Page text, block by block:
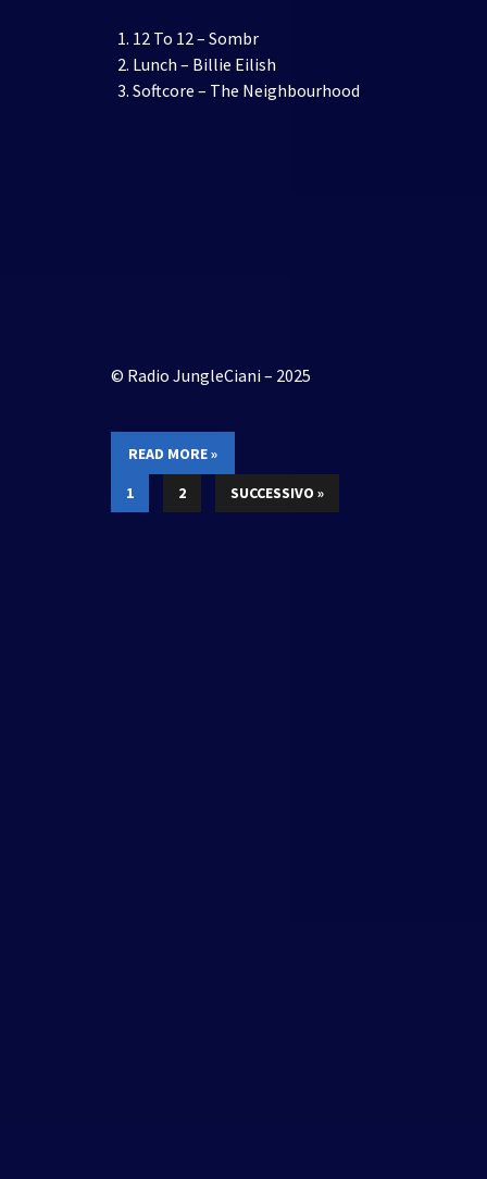
12 To 12 – Sombr
Lunch – Billie Eilish
Softcore – The Neighbourhood
© Radio JungleCiani – 2025
READ MORE »
1
2 SUCCESSIVO »